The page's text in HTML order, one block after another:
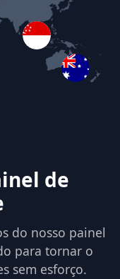
de
do nosso painel
para tornar o
sem esforço.